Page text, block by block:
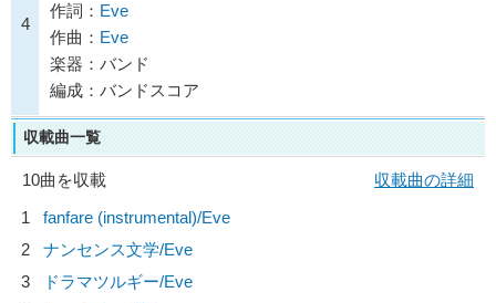
4
作詞： Eve
作曲： Eve
楽器：バンド
編成：バンドスコア
収載曲一覧
10曲を収載
収載曲の詳細
1
fanfare (instrumental)/Eve
2
ナンセンス文学/Eve
3
ドラマツルギー/Eve